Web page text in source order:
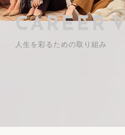
CAREER
人生を彩るための取り組み